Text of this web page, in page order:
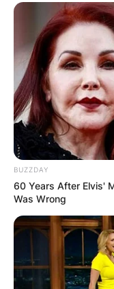
По поделбата
Кратово
Империја, а
центар во кој
и злато. Во
занаетчии,
и ковачи кои
Кулите и
атракциите
голем број
BUZZDAY
60 Years After Elvis'
Was Wrong